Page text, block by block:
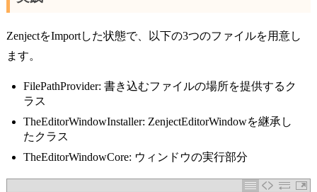
ZenjectをImportした状態で、以下の3つのファイルを用意し
ます。
FilePathProvider: 書き込むファイルの場所を提供するク
ラス
TheEditorWindowInstaller: ZenjectEditorWindowを継承し
たクラス
TheEditorWindowCore: ウィンドウの実行部分